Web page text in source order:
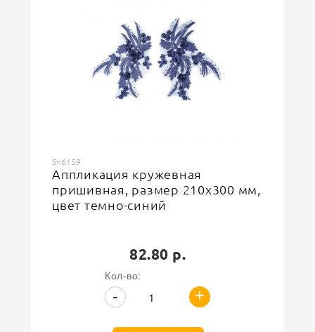
Sn6159
Аппликация кружевная
пришивная, размер 210х300 мм,
цвет темно-синий
82.80 р.
Кол-во:
+
-